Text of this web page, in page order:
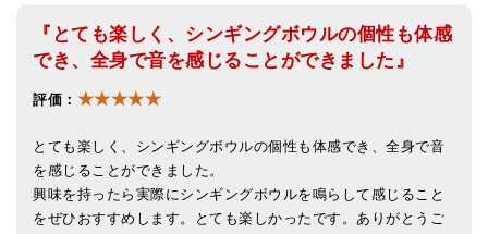
オンライン相談&購入
オンラインショップ
カートを見る
『とても楽しく、シンギングボウルの個性も体感
でき、全身で音を感じることができました』
評価： ★★★★★
とても楽しく、シンギングボウルの個性も体感でき、全身で音
を感じることができました。
興味を持ったら実際にシンギングボウルを鳴らして感じること
をぜひおすすめします。とても楽しかったです。ありがとうご